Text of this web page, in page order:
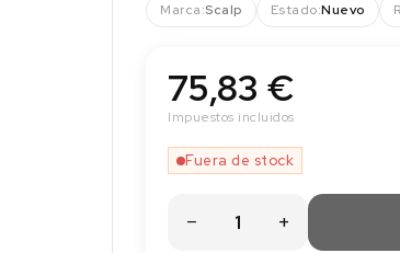
Marca:Scalp Estado:Nuevo
75,83 €
Impuestos incluidos
Fuera de stock